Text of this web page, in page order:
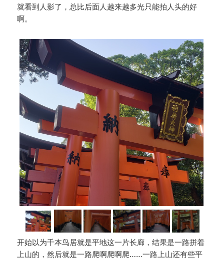
就看到人影了，总比后面人越来越多光只能拍人头的好
啊。
开始以为千本鸟居就是平地这一片长廊，结果是一路拼着
上山的，然后就是一路爬啊爬啊爬……一路上山还有些平